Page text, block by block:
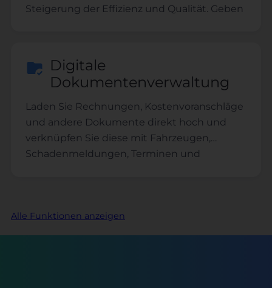
Steigerung der Effizienz und Qualität. Geben
Digitale
Dokumentenverwaltung
Laden Sie Rechnungen, Kostenvoranschläge
und andere Dokumente direkt hoch und
verknüpfen Sie diese mit Fahrzeugen,
Schadenmeldungen, Terminen und
Alle Funktionen anzeigen